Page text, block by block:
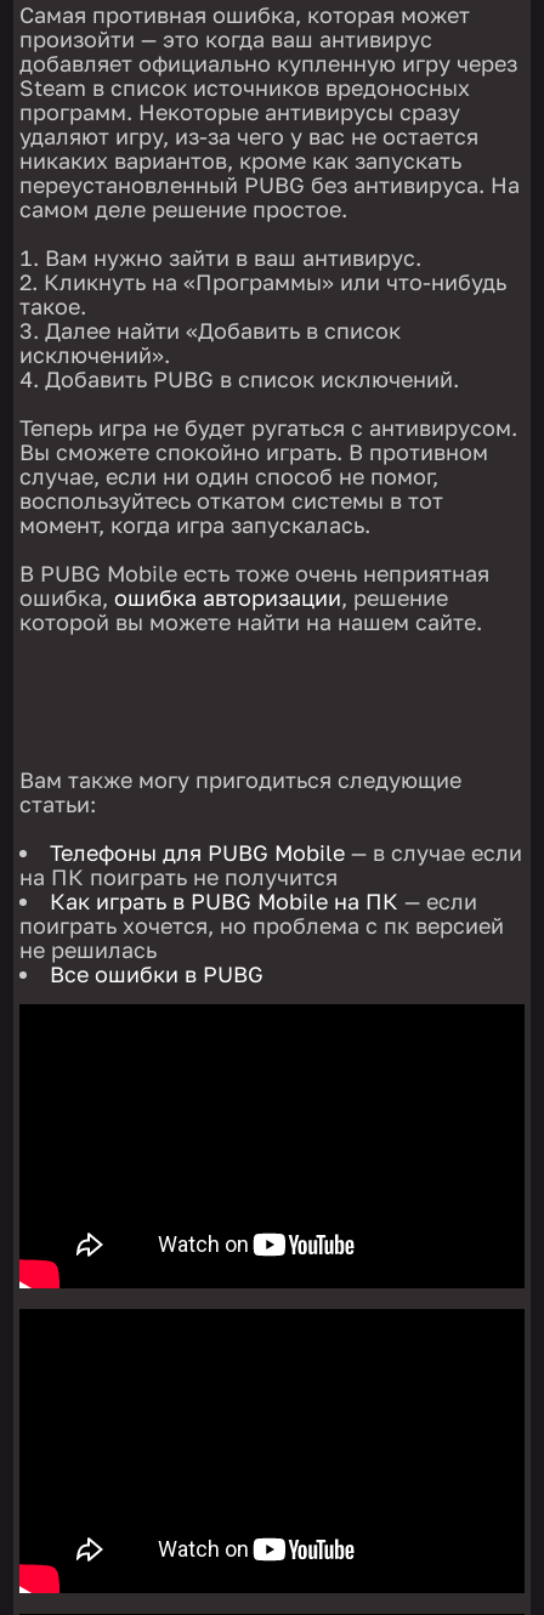
Самая противная ошибка, которая может
произойти — это когда ваш антивирус
добавляет официально купленную игру через
Steam в список источников вредоносных
программ. Некоторые антивирусы сразу
удаляют игру, из-за чего у вас не остается
никаких вариантов, кроме как запускать
переустановленный PUBG без антивируса. На
самом деле решение простое.
Вам нужно зайти в ваш антивирус.
Кликнуть на «Программы» или что-нибудь
такое.
Далее найти «Добавить в список
исключений».
Добавить PUBG в список исключений.
Теперь игра не будет ругаться с антивирусом.
Вы сможете спокойно играть. В противном
случае, если ни один способ не помог,
воспользуйтесь откатом системы в тот
момент, когда игра запускалась.
В PUBG Mobile есть тоже очень неприятная
ошибка,ошибка авторизации, решение
которой вы можете найти на нашем сайте.
Вам также могу пригодиться следующие
статьи:
Телефоны для PUBG Mobile — в случае если
на ПК поиграть не получится
Как играть в PUBG Mobile на ПК — если
поиграть хочется, но проблема с пк версией
не решилась
Все ошибки в PUBG